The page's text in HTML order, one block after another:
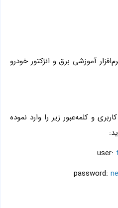
آموزشی برق و انژکتور خودرو
و کلمه‌عبور زیر را وارد نموده
user:
password: